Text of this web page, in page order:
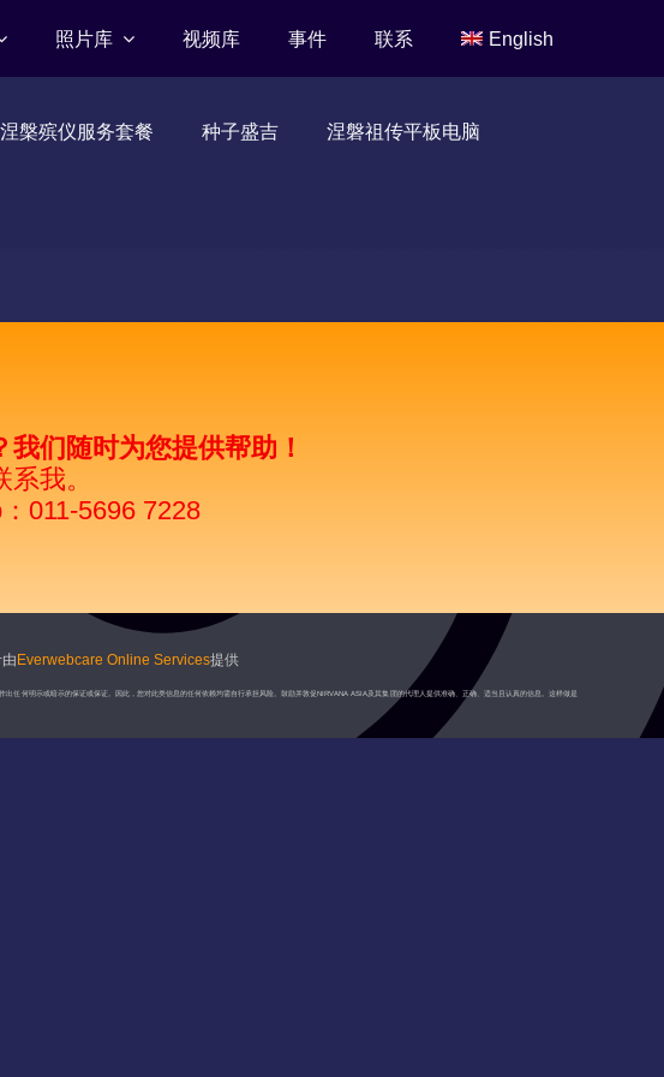
照片库 视频库 事件 联系 English
涅槃殡仪服务套餐 种子盛吉
涅磐祖传平板电脑
我们随时为您提供帮助！
我。
011-5696 7228
Everwebcare Online Services提供
任何明示或暗示的保证或保证。因此，您对此类信息的任何依赖均需自行承担风险。鼓励并敦促NIRVANA ASIA及其集团的代理人提供准确、正确、适当且认真的信息。这样做是